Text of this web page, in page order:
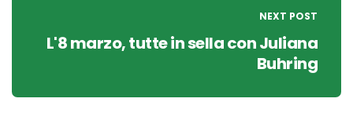
NEXT POST
L'8 marzo, tutte in sella con Juliana
Buhring